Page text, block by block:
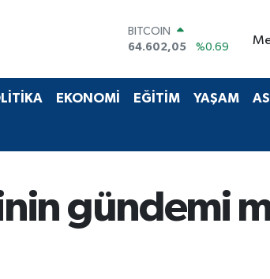
64.602,05
DOLAR
55,0250
%0.02
13.768
EKONOMİ EĞİTİM YAŞAM
gündemi